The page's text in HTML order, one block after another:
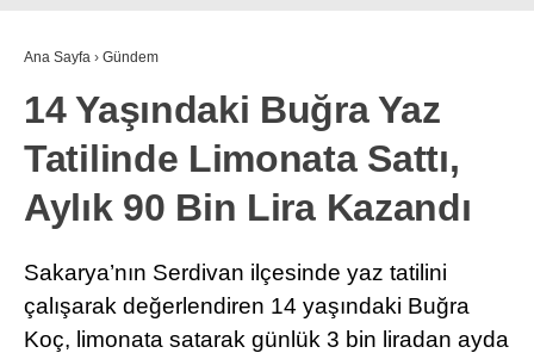
Ana Sayfa › Gündem
14 Yaşındaki Buğra Yaz
Tatilinde Limonata Sattı,
Aylık 90 Bin Lira Kazandı
Sakarya’nın Serdivan ilçesinde yaz tatilini
çalışarak değerlendiren 14 yaşındaki Buğra
Koç, limonata satarak günlük 3 bin liradan ayda